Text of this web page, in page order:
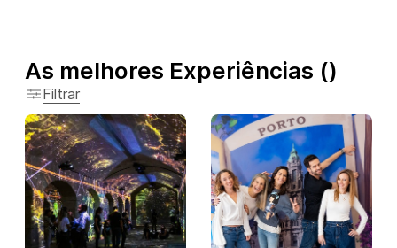
As melhores Experiências ()
Filtrar